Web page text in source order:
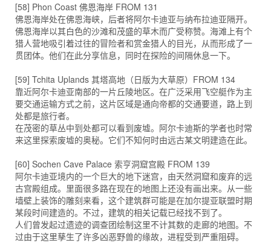
[58] Phon Coast 佛恩海岸 FROM 131
佛恩海岸处在佛恩海峡，后者将阿尔卡迪亚与纳布拉迪亚隔开。
佛恩海岸以其白色的沙滩和茂盛的草木而广受称赞。海滩上有个
猎人营地吸引着过往的冒险者和赏金猎人的目光，从而形成了一
贯团体。他们在此分享信息，同时在探险的间隔休息一下。
[59] Tchita Uplands 其塔高地（日版为大草原）FROM 134
靠近阿尔卡迪亚南部的一片丘陵地区。在广泛采用飞空艇作为主
要交通运输方式之前，这片区域是通向帝都的交通要道，路上到
处都是旅行者。
在茂密的草丛中到处都可以看到废墟。阿尔卡迪斯的学者也时常
来这里探索废墟的奥秘。它们不知何时由远古某文明建造在此。
[60] Sochen Cave Palace 索亨洞窟宫殿 FROM 139
阿尔卡迪亚境内的一个巨大的地下迷宫，由天然洞窟和废弃的远
古宫殿组成。里面很多路在现在的地图上还没有画出来。从一些
墙壁上装饰的雕刻来看，这个建筑群可能是在加尔提亚联盟时期
某段时间建造的。不过，建筑的相关记载已经找不到了。
人们曾发起过遗迹的调查团绘制这里不计其数的走廊的地图。不
过由于这里孳生了许多凶恶野兽的缘故，进程受到严重阻碍。